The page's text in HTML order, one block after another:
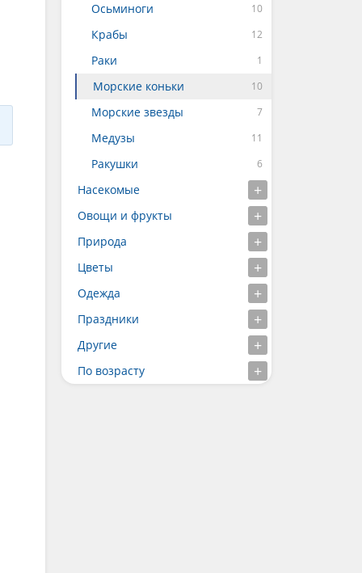
Осьминоги
Крабы
Раки
Морские коньки
Морские звезды
Медузы
Ракушки
Насекомые
Овощи и фрукты
Природа
Цветы
Одежда
Праздники
Другие
По возрасту